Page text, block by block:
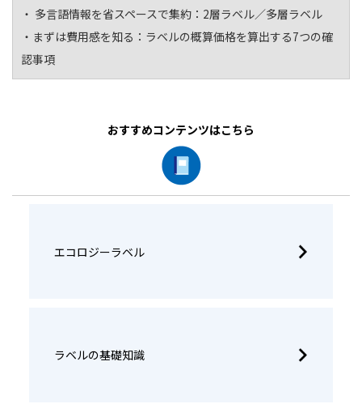
・ 多言語情報を省スペースで集約： 2層ラベル／多層ラベル
・まずは費用感を知る： ラベルの概算価格を算出する7つの確
認事項
おすすめコンテンツはこちら
エコロジーラベル
ラベルの基礎知識